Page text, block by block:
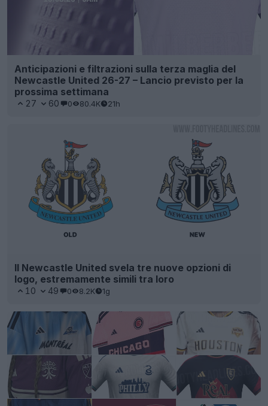
Anticipazioni e filtrazioni sulla terza maglia del
Newcastle United 26-27 – Lancio previsto per la
prossima settimana
27 60 0 80.4K 21h
Il Newcastle United svela tre nuove opzioni di
logo, estremamente simili tra loro
10 49 0 8.2K 1g